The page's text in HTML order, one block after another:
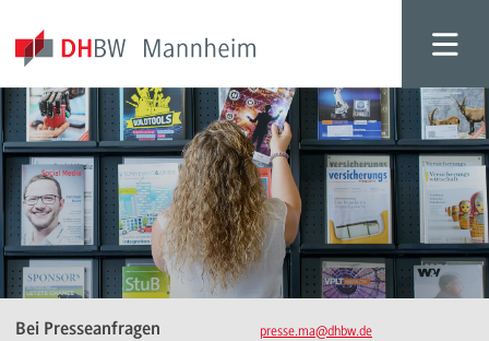
Bei Presseanfragen presse.ma@dhbw.de